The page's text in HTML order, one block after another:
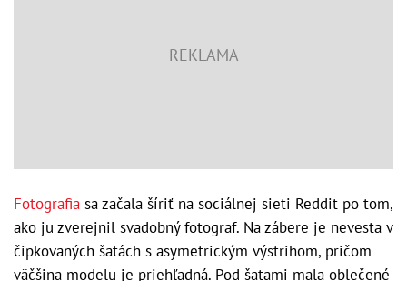
Fotografia sa začala šíriť na sociálnej sieti Reddit po tom,
ako ju zverejnil svadobný fotograf. Na zábere je nevesta v
čipkovaných šatách s asymetrickým výstrihom, pričom
väčšina modelu je priehľadná. Pod šatami mala oblečené